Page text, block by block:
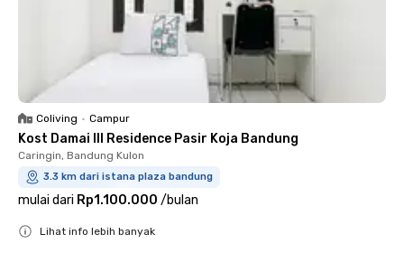
Coliving • Campur
Kost Damai III Residence Pasir Koja Bandung
Caringin, Bandung Kulon
3.3 km dari istana plaza bandung
mulai dari Rp1.100.000 /bulan
Lihat info lebih banyak